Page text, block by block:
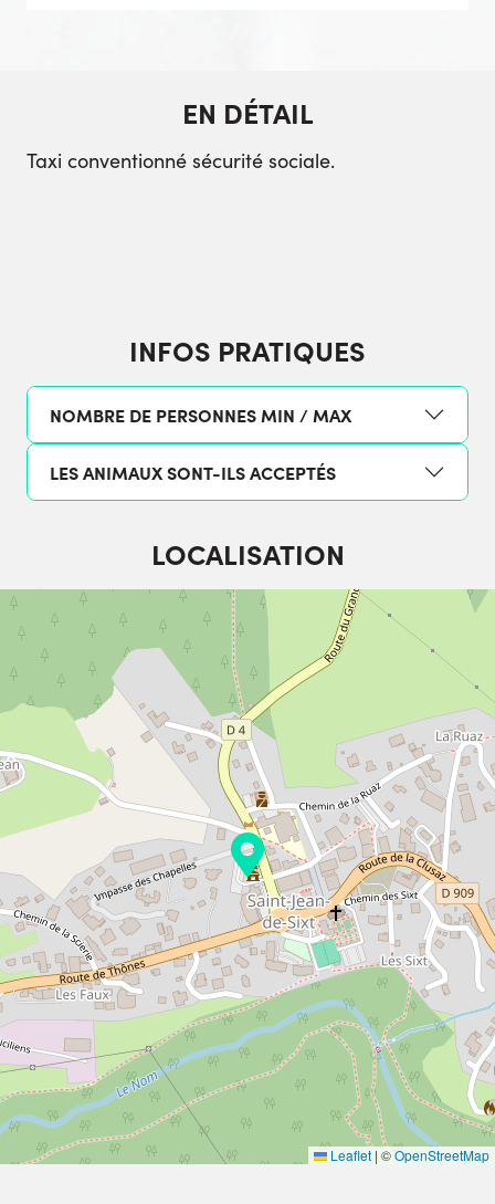
EN DÉTAIL
Taxi conventionné sécurité sociale.
INFOS PRATIQUES
NOMBRE DE PERSONNES MIN / MAX
LES ANIMAUX SONT-ILS ACCEPTÉS
LOCALISATION
Leaflet | ©OpenStreetMap